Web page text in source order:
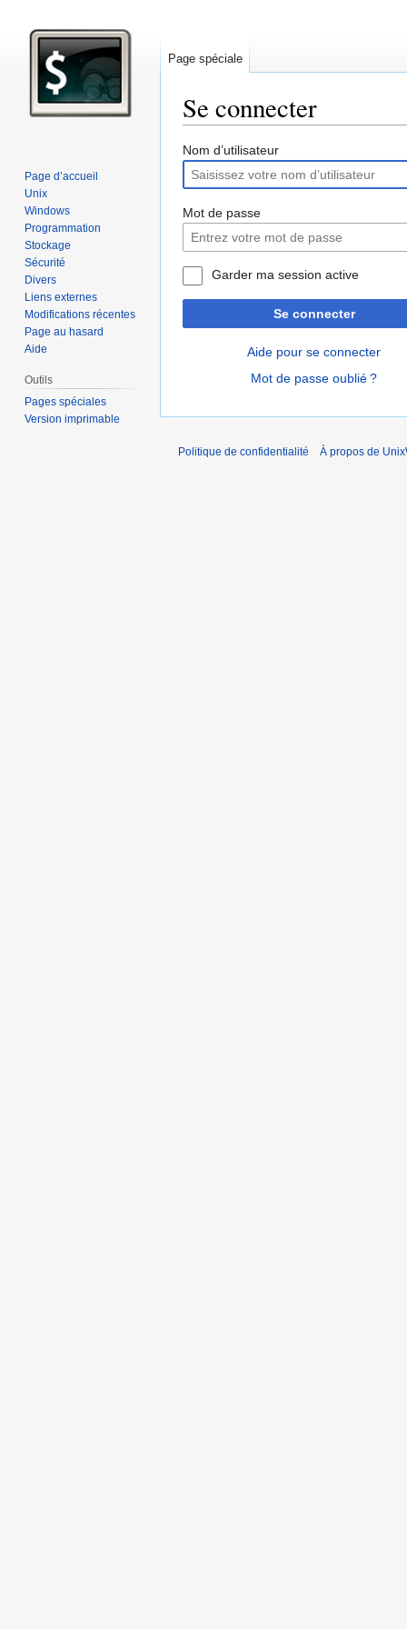
Se connecter
Aller
la
navigation
Aller
la
recherche
Nom d’utilisateur
Mot de passe
Garder ma session active
Se connecter
Aide pour se connecter
Mot de passe oublié ?
Page spéciale
Page d’accueil
Unix
Windows
Programmation
Stockage
Sécurité
Divers
Liens externes
Modifications récentes
Page au hasard
Aide
Outils
Pages spéciales
Version imprimable
Politique de confidentialité À propos de